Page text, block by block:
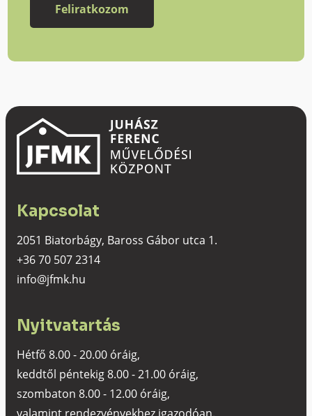
Kapcsolat
2051 Biatorbágy, Baross Gábor utca 1.
+36 70 507 2314
info@jfmk.hu
Nyitvatartás
Hétfő 8.00 - 20.00 óráig,
keddtől péntekig 8.00 - 21.00 óráig,
szombaton 8.00 - 12.00 óráig,